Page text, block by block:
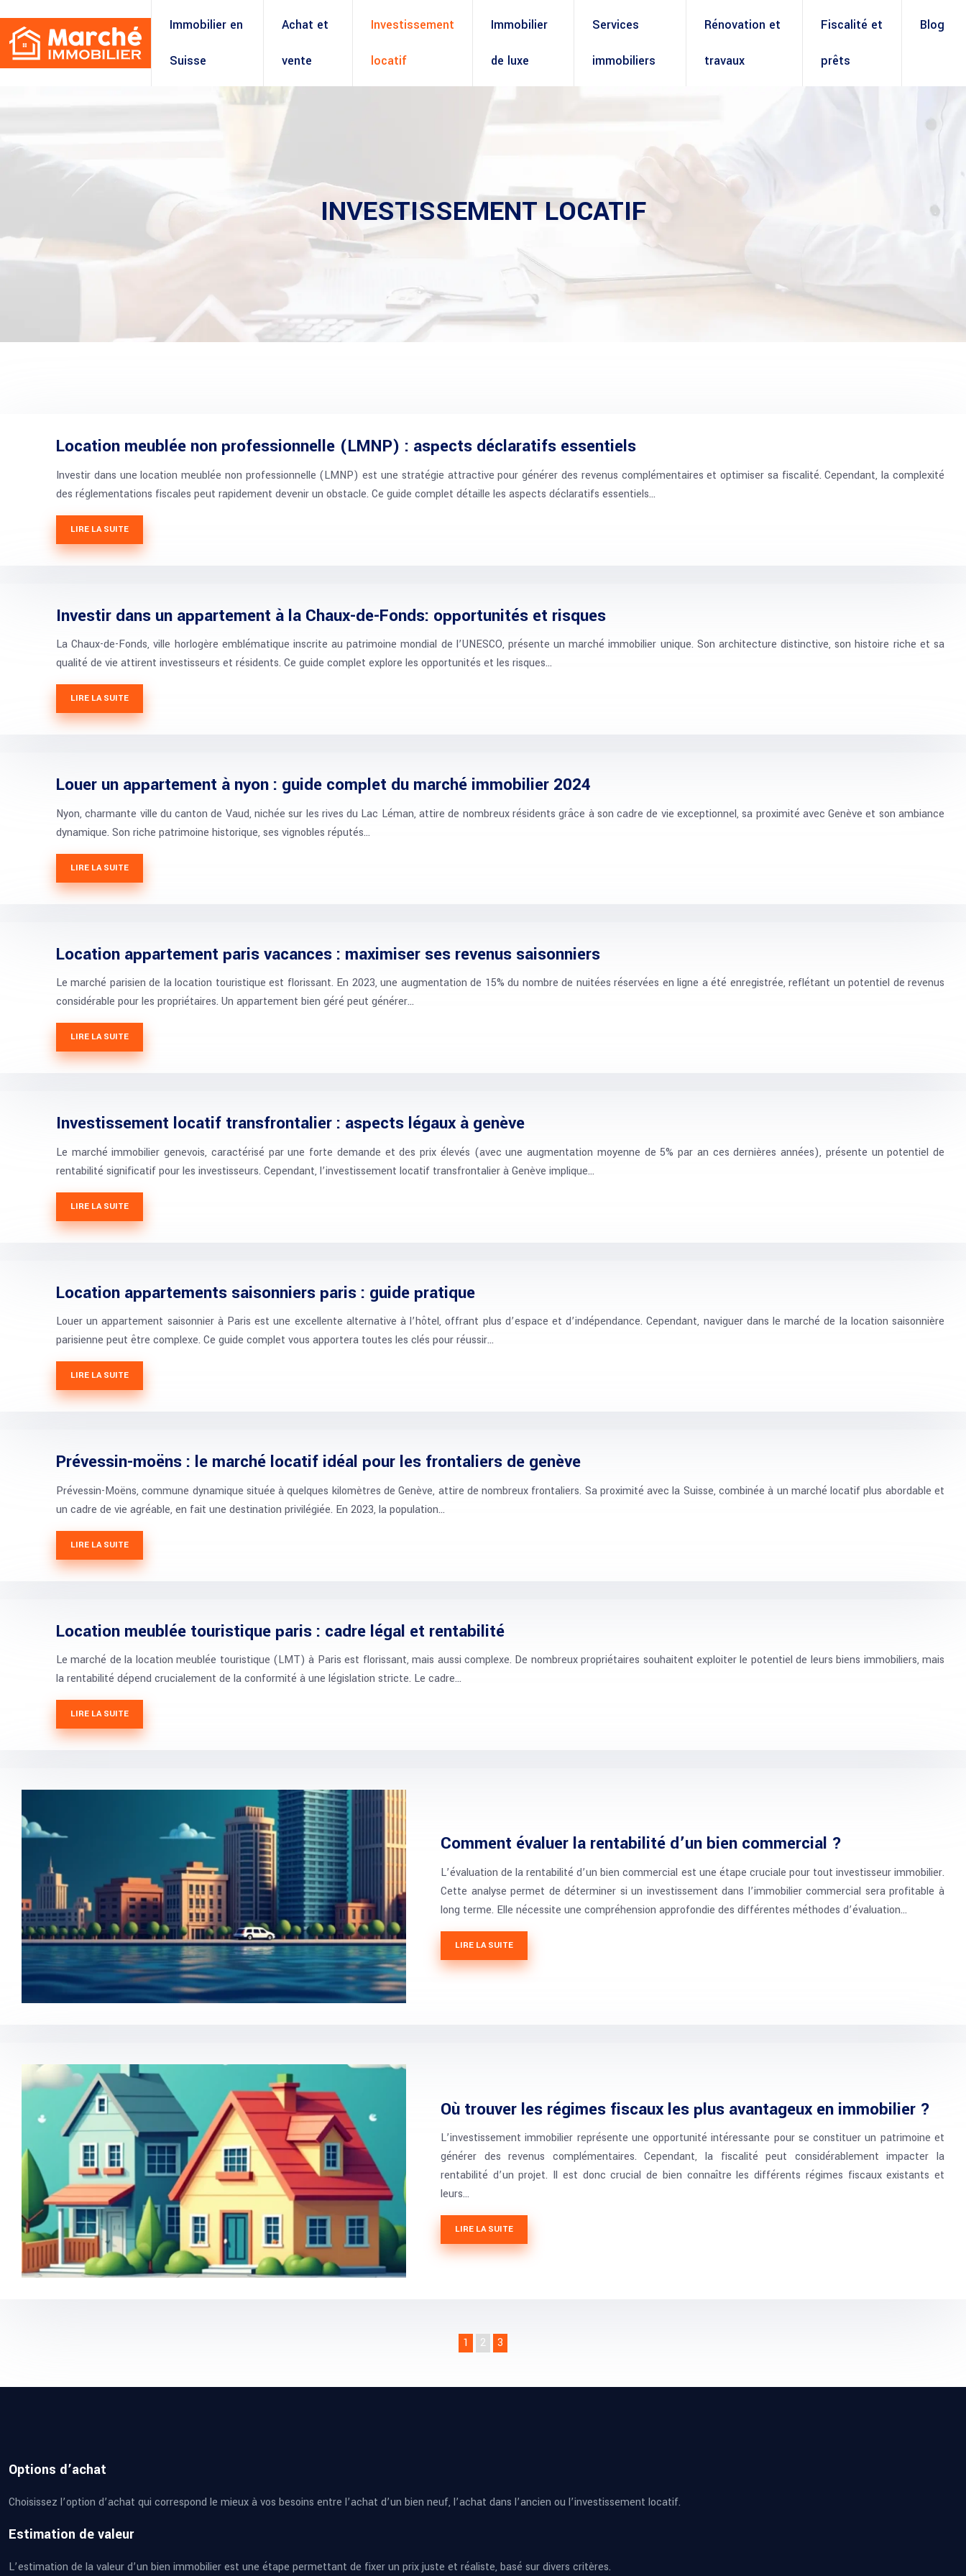
Immobilier en
Suisse
Achat et
vente
Investissement
locatif
Immobilier
de luxe
Services
immobiliers
Rénovation et
travaux
Fiscalité et
prêts
Blog
INVESTISSEMENT LOCATIF
Location meublée non professionnelle (LMNP) : aspects déclaratifs essentiels
Investir dans une location meublée non professionnelle (LMNP) est une stratégie attractive pour générer des revenus complémentaires et optimiser sa fiscalité. Cependant, la complexité
des réglementations fiscales peut rapidement devenir un obstacle. Ce guide complet détaille les aspects déclaratifs essentiels…
LIRE LA SUITE
Investir dans un appartement à la Chaux-de-Fonds: opportunités et risques
La Chaux-de-Fonds, ville horlogère emblématique inscrite au patrimoine mondial de l’UNESCO, présente un marché immobilier unique. Son architecture distinctive, son histoire riche et sa
qualité de vie attirent investisseurs et résidents. Ce guide complet explore les opportunités et les risques…
LIRE LA SUITE
Louer un appartement à nyon : guide complet du marché immobilier 2024
Nyon, charmante ville du canton de Vaud, nichée sur les rives du Lac Léman, attire de nombreux résidents grâce à son cadre de vie exceptionnel, sa proximité avec Genève et son ambiance
dynamique. Son riche patrimoine historique, ses vignobles réputés…
LIRE LA SUITE
Location appartement paris vacances : maximiser ses revenus saisonniers
Le marché parisien de la location touristique est florissant. En 2023, une augmentation de 15% du nombre de nuitées réservées en ligne a été enregistrée, reflétant un potentiel de revenus
considérable pour les propriétaires. Un appartement bien géré peut générer…
LIRE LA SUITE
Investissement locatif transfrontalier : aspects légaux à genève
Le marché immobilier genevois, caractérisé par une forte demande et des prix élevés (avec une augmentation moyenne de 5% par an ces dernières années), présente un potentiel de
rentabilité significatif pour les investisseurs. Cependant, l’investissement locatif transfrontalier à Genève implique…
LIRE LA SUITE
Location appartements saisonniers paris : guide pratique
Louer un appartement saisonnier à Paris est une excellente alternative à l’hôtel, offrant plus d’espace et d’indépendance. Cependant, naviguer dans le marché de la location saisonnière
parisienne peut être complexe. Ce guide complet vous apportera toutes les clés pour réussir…
LIRE LA SUITE
Prévessin-moëns : le marché locatif idéal pour les frontaliers de genève
Prévessin-Moëns, commune dynamique située à quelques kilomètres de Genève, attire de nombreux frontaliers. Sa proximité avec la Suisse, combinée à un marché locatif plus abordable et
un cadre de vie agréable, en fait une destination privilégiée. En 2023, la population…
LIRE LA SUITE
Location meublée touristique paris : cadre légal et rentabilité
Le marché de la location meublée touristique (LMT) à Paris est florissant, mais aussi complexe. De nombreux propriétaires souhaitent exploiter le potentiel de leurs biens immobiliers, mais
la rentabilité dépend crucialement de la conformité à une législation stricte. Le cadre…
LIRE LA SUITE
Comment évaluer la rentabilité d’un bien commercial ?
L’évaluation de la rentabilité d’un bien commercial est une étape cruciale pour tout investisseur immobilier.
Cette analyse permet de déterminer si un investissement dans l’immobilier commercial sera profitable à
long terme. Elle nécessite une compréhension approfondie des différentes méthodes d’évaluation…
LIRE LA SUITE
Où trouver les régimes fiscaux les plus avantageux en immobilier ?
L’investissement immobilier représente une opportunité intéressante pour se constituer un patrimoine et
générer des revenus complémentaires. Cependant, la fiscalité peut considérablement impacter la
rentabilité d’un projet. Il est donc crucial de bien connaître les différents régimes fiscaux existants et
leurs…
LIRE LA SUITE
1 2 3
Options d’achat
Choisissez l’option d’achat qui correspond le mieux à vos besoins entre l’achat d’un bien neuf, l’achat dans l’ancien ou l’investissement locatif.
Estimation de valeur
L’estimation de la valeur d’un bien immobilier est une étape permettant de fixer un prix juste et réaliste, basé sur divers critères.